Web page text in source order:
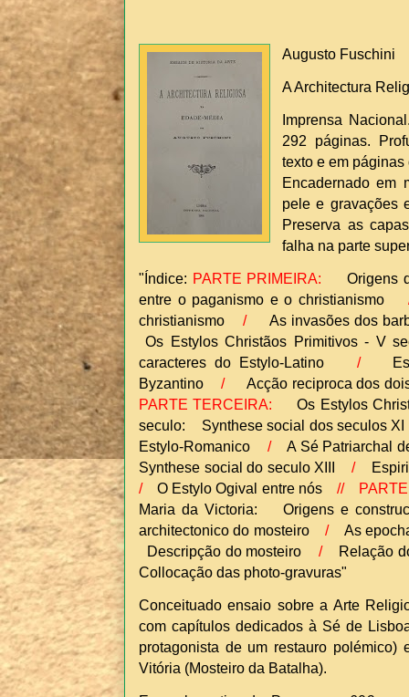
Augusto Fuschini
A Architectura
Imprensa
292 páginas.
texto e em
Encadernado em
pele e gravações
Preserva as
falha na parte
"Índice: PARTE PRIMEIRA: Origens
entre o paganismo e o christianismo
christianismo /As invasões dos
Os Estylos Christãos Primitivos -
caracteres do Estylo-Latino
/
Byzantino/Acção reciproca dos
PARTE TERCEIRA: Os Estylos
seculo: Synthese social dos seculos
Estylo-Romanico
/
A Sé Patriarchal
Synthese social do seculo XIII
/
/
O Estylo Ogival entre nós //
Maria da Victoria: Origens e
architectonico do mosteiro
/
As
Descripção do mosteiro
/Relação
Collocação das photo-gravuras"
Conceituado ensaio sobre a Arte
com capítulos dedicados à Sé de
protagonista de um restauro
Vitória (Mosteiro da Batalha).